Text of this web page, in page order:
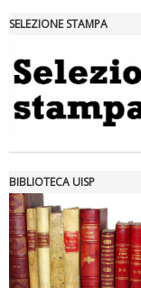
Tiziano Pesce nel
SELEZIONE STAMPA
BIBLIOTECA UISP